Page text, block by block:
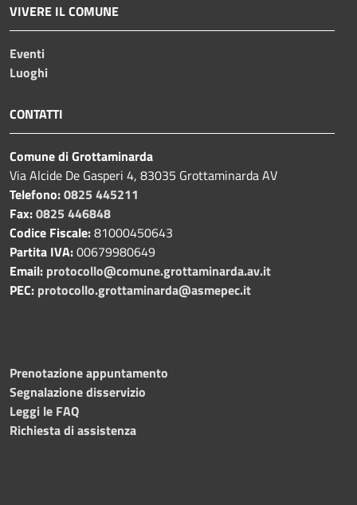
VIVERE IL COMUNE
Eventi
Luoghi
CONTATTI
Comune di Grottaminarda
Via Alcide De Gasperi 4, 83035 Grottaminarda AV
Telefono:0825 445211
Fax:0825 446848
Codice Fiscale:81000450643
Partita IVA:00679980649
Email: protocollo@comune.grottaminarda.av.it
PEC: protocollo.grottaminarda@asmepec.it
Prenotazione appuntamento
Segnalazione disservizio
Leggi le FAQ
Richiesta di assistenza